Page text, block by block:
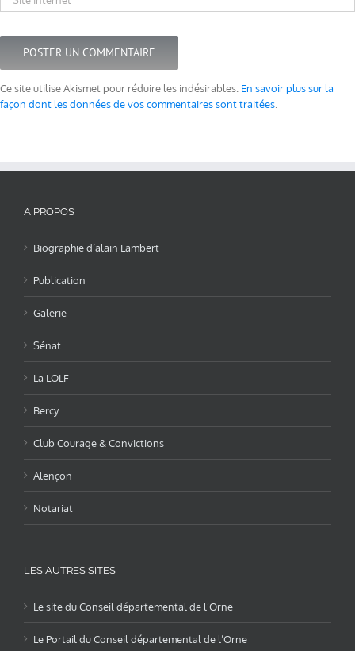
Ce site utilise Akismet pour réduire les indésirables. En savoir plus sur la
façon dont les données de vos commentaires sont traitées
A PROPOS
Biographie d’alain Lambert
Publication
Galerie
Sénat
La LOLF
Bercy
Club Courage & Convictions
Alençon
Notariat
LES AUTRES SITES
Le site du Conseil départemental de l’Orne
Le Portail du Conseil départemental de l’Orne